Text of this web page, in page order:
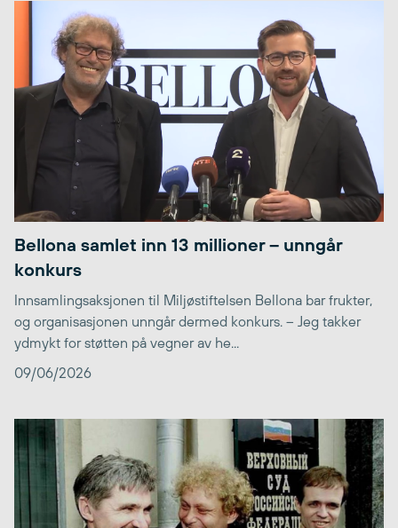
Bellona samlet inn 13 millioner – unngår
konkurs
Innsamlingsaksjonen til Miljøstiftelsen Bellona bar frukter,
og organisasjonen unngår dermed konkurs. – Jeg takker
ydmykt for støtten på vegner av he...
09/06/2026